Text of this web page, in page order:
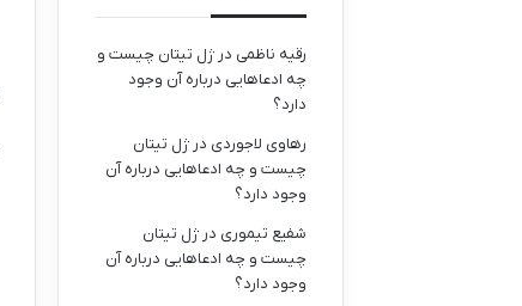
رقیه ناظمی درژل تیتان چیست و
چه ادعاهایی درباره آن وجود
دارد؟
رهاوی لاجوردی درژل تیتان
چیست و چه ادعاهایی درباره آن
وجود دارد؟
شفیع تیموری درژل تیتان
چیست و چه ادعاهایی درباره آن
وجود دارد؟